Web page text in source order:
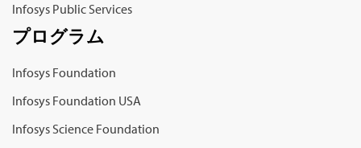
Infosys Public Services
プログラム
Infosys Foundation
Infosys Foundation USA
Infosys Science Foundation